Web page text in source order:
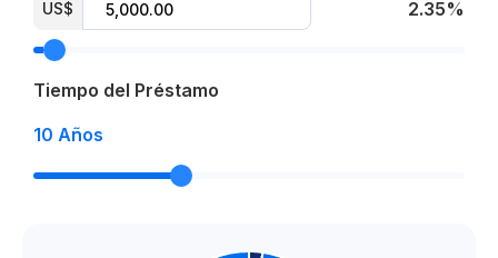
US$ 2.35%
Tiempo del Préstamo
10 Años